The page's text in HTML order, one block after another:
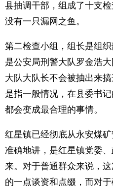
县抽调干部，组成了十支
没有一只漏网之鱼。
第二检查小组，组长是组
是公安局刑警大队罗金浩
大队大队长不会被抽出来
是指一般情况，在县委书
都会变成最合理的事情。
红星镇已经彻底从永安煤
准确地讲，是红星镇党委
来。对于普通群众来说，
的一点谈资和点缀，而对